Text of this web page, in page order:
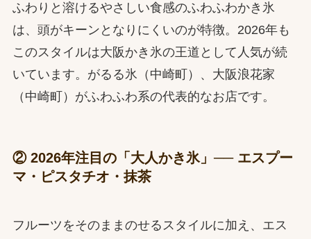
ふわりと溶けるやさしい食感のふわふわかき氷
は、頭がキーンとなりにくいのが特徴。2026年も
このスタイルは大阪かき氷の王道として人気が続
いています。がるる氷（中崎町）、大阪浪花家
（中崎町）がふわふわ系の代表的なお店です。
② 2026年注目の「大人かき氷」── エスプー
マ・ピスタチオ・抹茶
フルーツをそのままのせるスタイルに加え、エス